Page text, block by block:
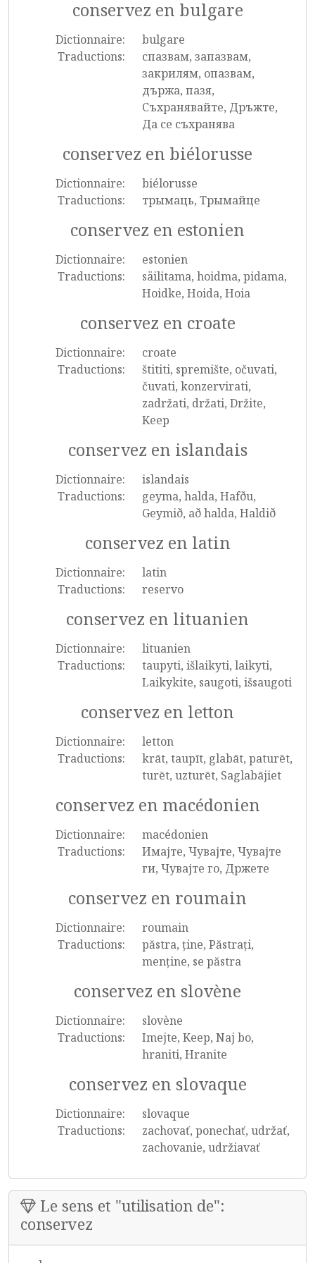
conservez en bulgare
Dictionnaire:
bulgare
Traductions:
спазвам, запазвам,
закрилям, опазвам,
държа, пазя,
Съхранявайте, Дръжте,
Да се съхранява
conservez en biélorusse
Dictionnaire:
biélorusse
Traductions:
трымаць, Трымайце
conservez en estonien
Dictionnaire:
estonien
Traductions:
säilitama, hoidma, pidama,
Hoidke, Hoida, Hoia
conservez en croate
Dictionnaire:
croate
Traductions:
štititi, spremište, očuvati,
čuvati, konzervirati,
zadržati, držati, Držite,
Keep
conservez en islandais
Dictionnaire:
islandais
Traductions:
geyma, halda, Hafðu,
Geymið, að halda, Haldið
conservez en latin
Dictionnaire:
latin
Traductions:
reservo
conservez en lituanien
Dictionnaire:
lituanien
Traductions:
taupyti, išlaikyti, laikyti,
Laikykite, saugoti, išsaugoti
conservez en letton
Dictionnaire:
letton
Traductions:
krāt, taupīt, glabāt, paturēt,
turēt, uzturēt, Saglabājiet
conservez en macédonien
Dictionnaire:
macédonien
Traductions:
Имајте, Чувајте, Чувајте
ги, Чувајте го, Држете
conservez en roumain
Dictionnaire:
roumain
Traductions:
păstra, ține, Păstrați,
menține, se păstra
conservez en slovène
Dictionnaire:
slovène
Traductions:
Imejte, Keep, Naj bo,
hraniti, Hranite
conservez en slovaque
Dictionnaire:
slovaque
Traductions:
zachovať, ponechať, udržať,
zachovanie, udržiavať
Le sens et "utilisation de":
conservez